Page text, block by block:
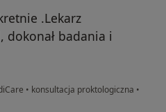
.Lekarz
dokonał badania i
• konsultacja proktologiczna •